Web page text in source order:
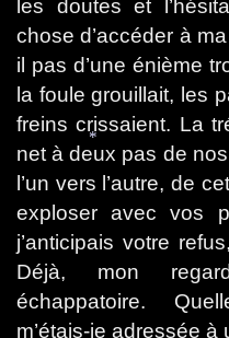
*
les doutes et
chose d’accéder à
il pas d’une énième
la foule grouillait, les
freins crissaient. La
net à deux pas de
l’un vers l’autre, de
exploser avec vos
j’anticipais votre
Déjà, mon
échappatoire.
m’étais-je adressée